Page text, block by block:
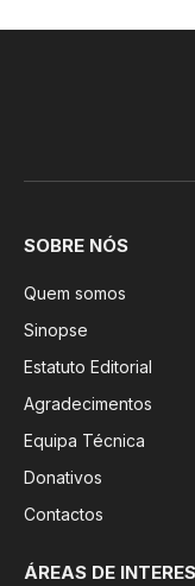
SOBRE NÓS
Quem somos
Sinopse
Estatuto Editorial
Agradecimentos
Equipa Técnica
Donativos
Contactos
ÁREAS DE